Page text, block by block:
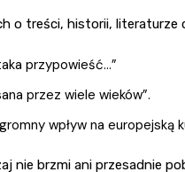
o treści, historii, literaturze
przypowieść…”
przez wiele wieków”.
wpływ na europejską
nie brzmi ani przesadnie